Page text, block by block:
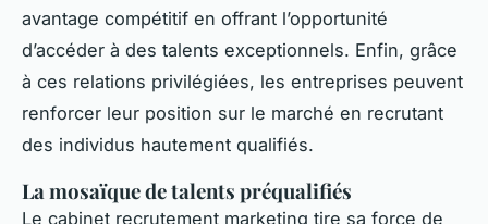
avantage compétitif en offrant l’opportunité
d’accéder à des talents exceptionnels. Enfin, grâce
à ces relations privilégiées, les entreprises peuvent
renforcer leur position sur le marché en recrutant
des individus hautement qualifiés.
La mosaïque de talents préqualifiés
Le cabinet recrutement marketing tire sa force de